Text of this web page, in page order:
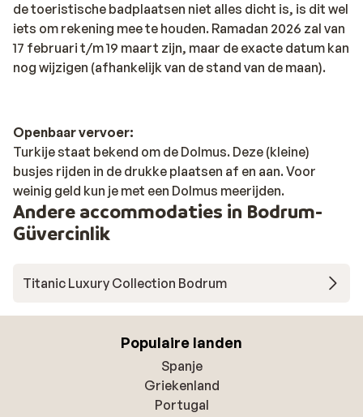
de toeristische badplaatsen niet alles dicht is, is dit wel
iets om rekening mee te houden. Ramadan 2026 zal van
17 februari t/m 19 maart zijn, maar de exacte datum kan
nog wijzigen (afhankelijk van de stand van de maan).
Openbaar vervoer:
Turkije staat bekend om de Dolmus. Deze (kleine)
busjes rijden in de drukke plaatsen af en aan. Voor
weinig geld kun je met een Dolmus meerijden.
Andere accommodaties in Bodrum-
Güvercinlik
Titanic Luxury Collection Bodrum
Populaire landen
Spanje
Griekenland
Portugal